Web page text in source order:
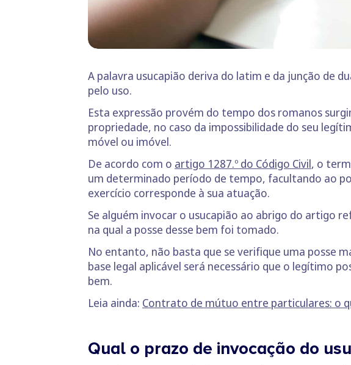
A palavra usucapião deriva do latim e da junção de
pelo uso.
Esta expressão provém do tempo dos romanos
propriedade, no caso da impossibilidade do seu
móvel ou imóvel.
De acordo com o artigo 1287.º do Código Civil, o
um determinado período de tempo, facultando ao
exercício corresponde à sua atuação.
Se alguém invocar o usucapião ao abrigo do artigo
na qual a posse desse bem foi tomado.
No entanto, não basta que se verifique uma posse
base legal aplicável será necessário que o legítimo
bem.
Leia ainda: Contrato de mútuo entre particulares: o
Qual o prazo de invocação do